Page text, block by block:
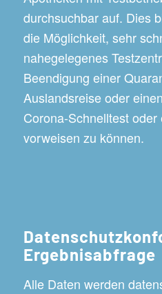
durchsuchbar auf. Dies
die Möglichkeit, sehr
nahegelegenes
Beendigung einer
Auslandsreise oder
Corona-Schnelltest oder
vorweisen zu können.
Ergebnisabfrage
Alle Daten werden